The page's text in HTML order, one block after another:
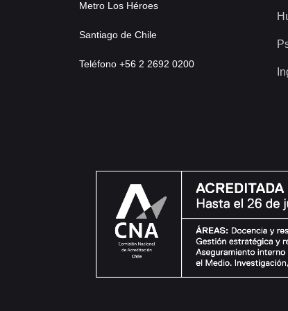
Metro Los Héroes
Santiago de Chile
Teléfono +56 2 2692 0200